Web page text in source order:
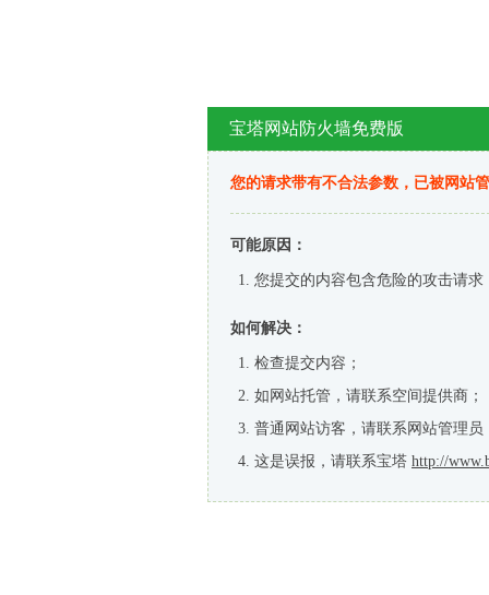
宝塔网站防火墙免费版
您的请求带有不合法参数，已被网站
可能原因：
您提交的内容包含危险的攻击请求
如何解决：
检查提交内容；
如网站托管，请联系空间提供商；
普通网站访客，请联系网站管理员
这是误报，请联系宝塔 http://